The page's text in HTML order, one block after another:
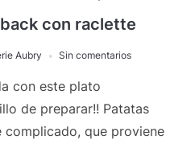
con raclette
Aubry Sin comentarios
con este plato
de preparar!! Patatas
complicado, que proviene